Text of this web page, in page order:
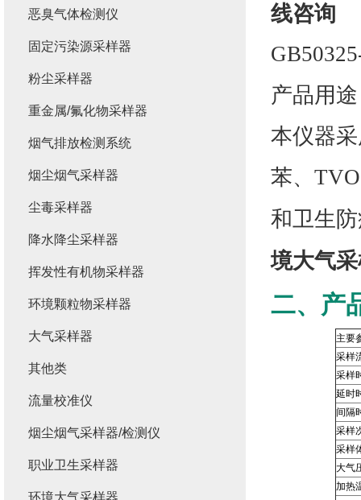
线咨询
产品用途
本仪器
苯、
和卫生
境大气
二、产
主要
采样
采样
延时
间隔
采样
采样
大气
加热
恶臭气体检测仪
固定污染源采样器
粉尘采样器
重金属/氟化物采样器
烟气排放检测系统
烟尘烟气采样器
尘毒采样器
降水降尘采样器
挥发性有机物采样器
环境颗粒物采样器
大气采样器
其他类
流量校准仪
烟尘烟气采样器/检测仪
职业卫生采样器
环境大气采样器